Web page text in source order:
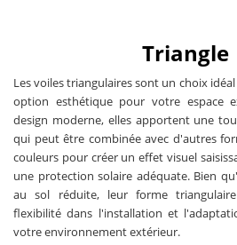
Triangle
Les voiles triangulaires sont un choix
option esthétique pour votre espace
design moderne, elles apportent une
qui peut être combinée avec d'autres
couleurs pour créer un effet visuel
une protection solaire adéquate. Bien
au sol réduite, leur forme
flexibilité dans l'installation et
votre environnement extérieur.